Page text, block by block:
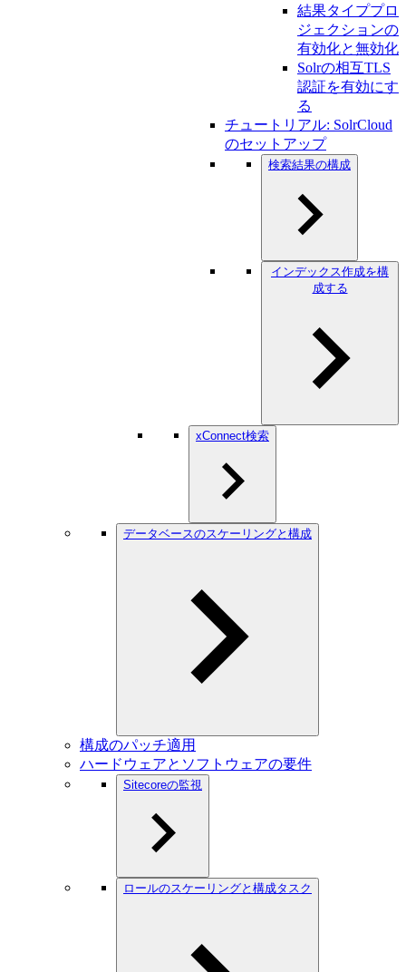
結果タイププロ
ジェクションの
有効化と無効化
Solrの相互TLS
認証を有効にす
る
チュートリアル: SolrCloud
のセットアップ
検索結果の構成
インデックス作成を構
成する
xConnect検索
データベースのスケーリングと構成
構成のパッチ適用
ハードウェアとソフトウェアの要件
Sitecoreの監視
ロールのスケーリングと構成タスク